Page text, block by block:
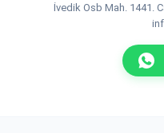
İvedik Osb Mah. 1441.